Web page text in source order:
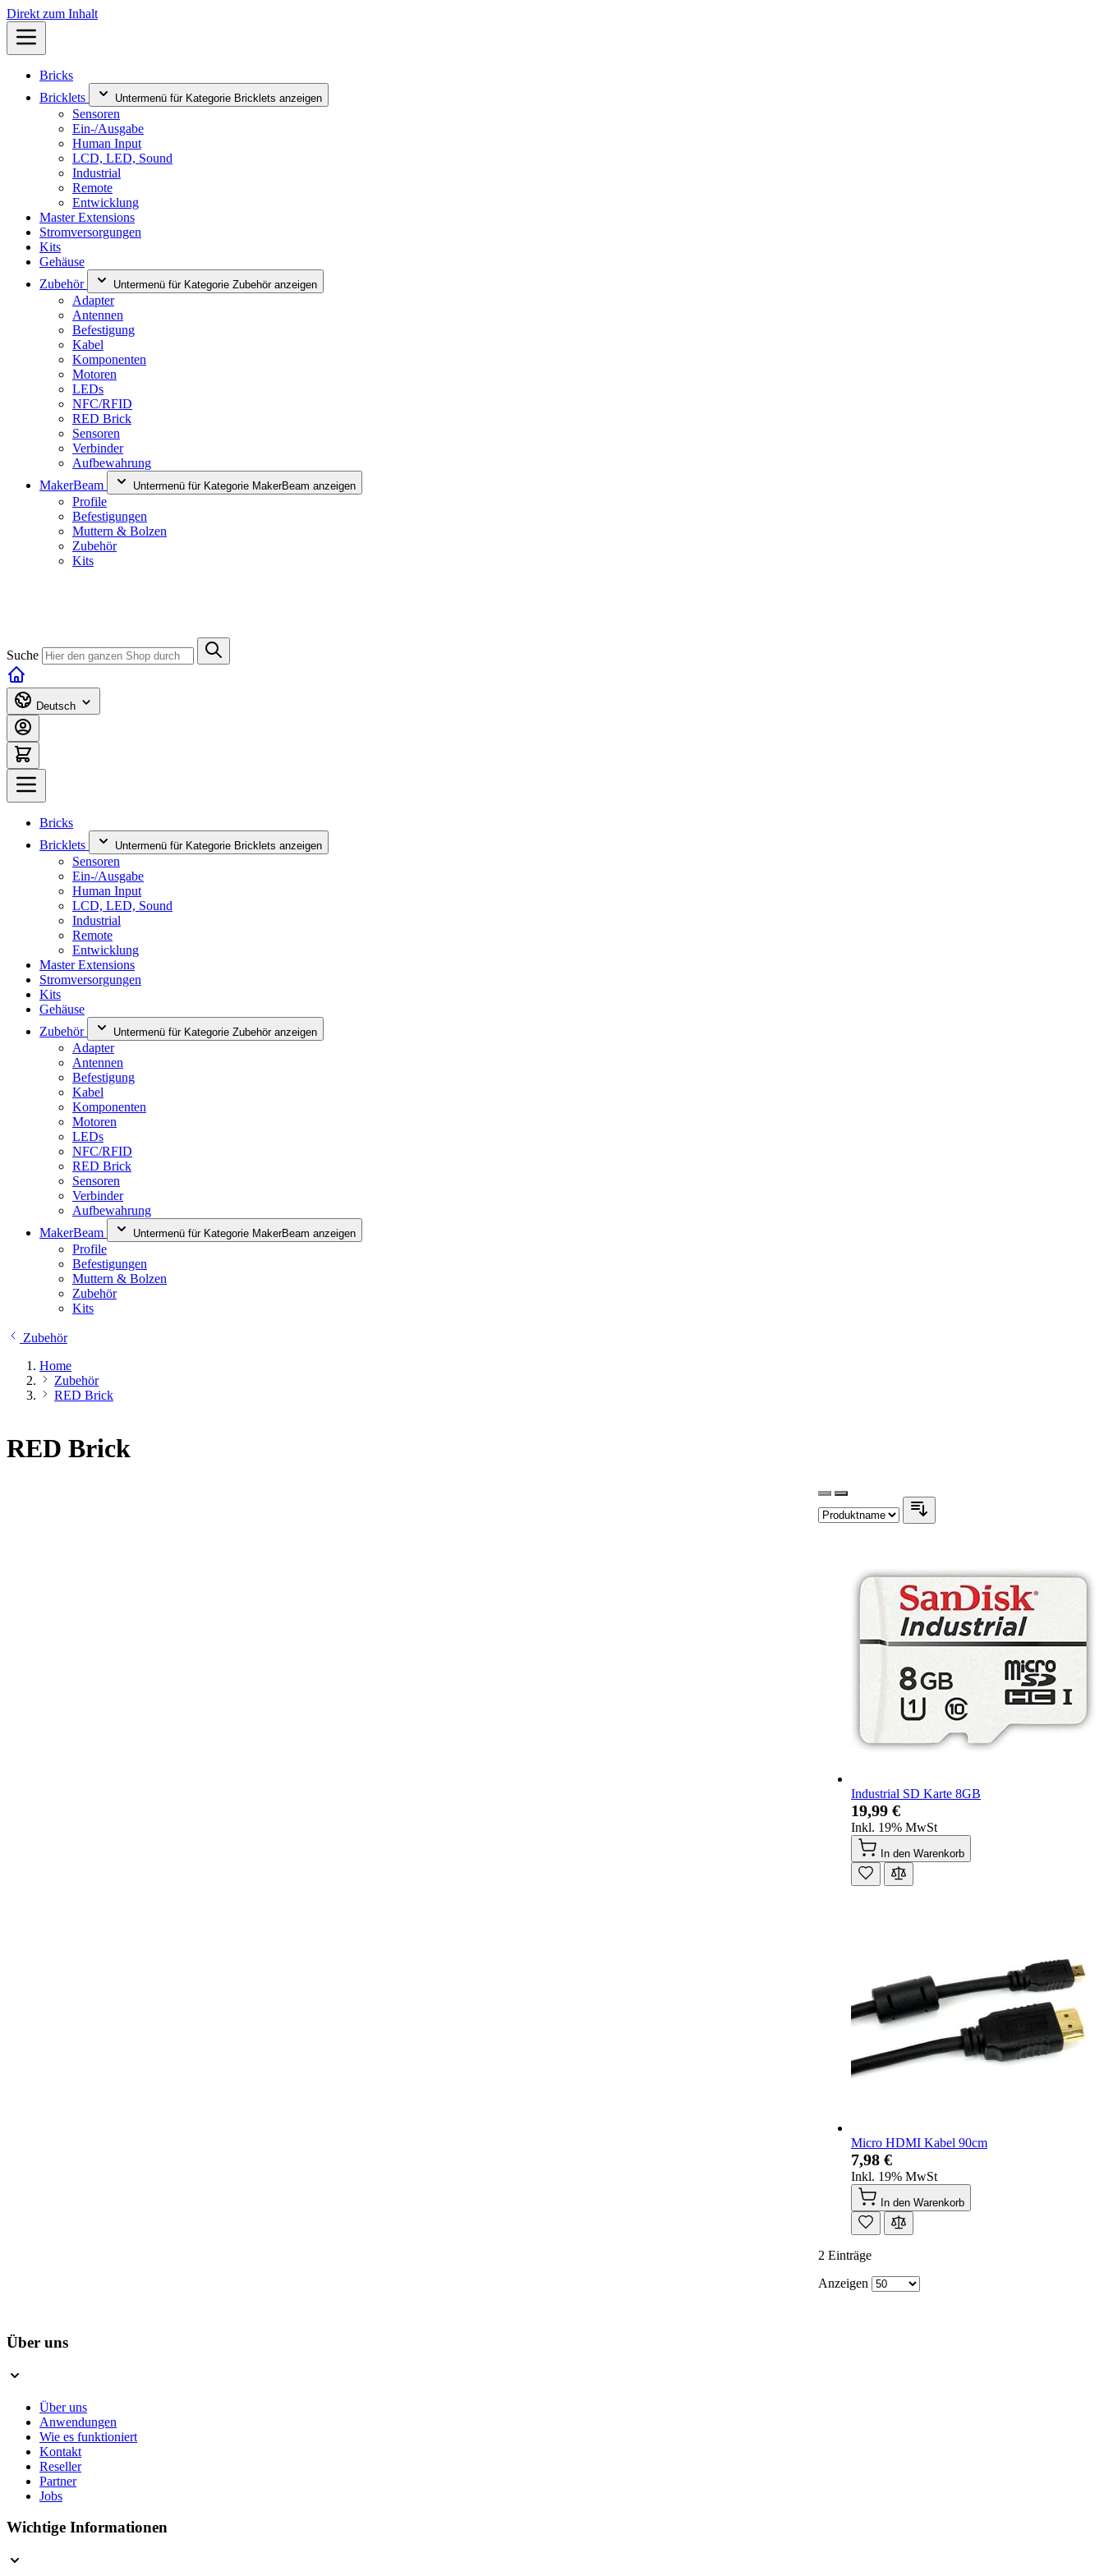
Direkt zum Inhalt
Bricks
Bricklets
Untermenü für Kategorie Bricklets anzeigen
Sensoren
Ein-/Ausgabe
Human Input
LCD, LED, Sound
Industrial
Remote
Entwicklung
Master Extensions
Stromversorgungen
Kits
Gehäuse
Zubehör
Untermenü für Kategorie Zubehör anzeigen
Adapter
Antennen
Befestigung
Kabel
Komponenten
Motoren
LEDs
NFC/RFID
RED Brick
Sensoren
Verbinder
Aufbewahrung
MakerBeam
Untermenü für Kategorie MakerBeam anzeigen
Profile
Befestigungen
Muttern & Bolzen
Zubehör
Kits
Suche
Deutsch
Bricks
Bricklets
Untermenü für Kategorie Bricklets anzeigen
Sensoren
Ein-/Ausgabe
Human Input
LCD, LED, Sound
Industrial
Remote
Entwicklung
Master Extensions
Stromversorgungen
Kits
Gehäuse
Zubehör
Untermenü für Kategorie Zubehör anzeigen
Adapter
Antennen
Befestigung
Kabel
Komponenten
Motoren
LEDs
NFC/RFID
RED Brick
Sensoren
Verbinder
Aufbewahrung
MakerBeam
Untermenü für Kategorie MakerBeam anzeigen
Profile
Befestigungen
Muttern & Bolzen
Zubehör
Kits
Zubehör
Home
Zubehör
RED Brick
RED Brick
Industrial SD Karte 8GB
19,99 €
Inkl. 19% MwSt
In den Warenkorb
Micro HDMI Kabel 90cm
7,98 €
Inkl. 19% MwSt
In den Warenkorb
2 Einträge
Anzeigen
Über uns
Über uns
Anwendungen
Wie es funktioniert
Kontakt
Reseller
Partner
Jobs
Wichtige Informationen